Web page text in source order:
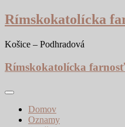
Skip
to
Rímskokatolícka
Košice – Podhradová
Rímskokatolícka
Domov
Oznamy